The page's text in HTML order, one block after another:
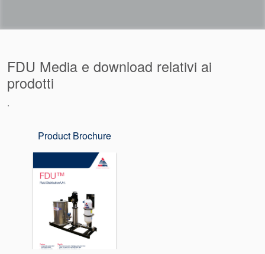
FDU Media e download relativi ai
prodotti
.
Product Brochure